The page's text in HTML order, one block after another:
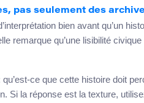
pas seulement des
bien avant qu’un
remarque qu’une lisibilité
ce que cette histoire doit
Si la réponse est la texture,